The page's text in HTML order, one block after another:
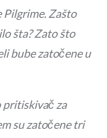
Pilgrime. Zašto
šta? Zato što
bube zatočene u
pritiskivač za
su zatočene tri